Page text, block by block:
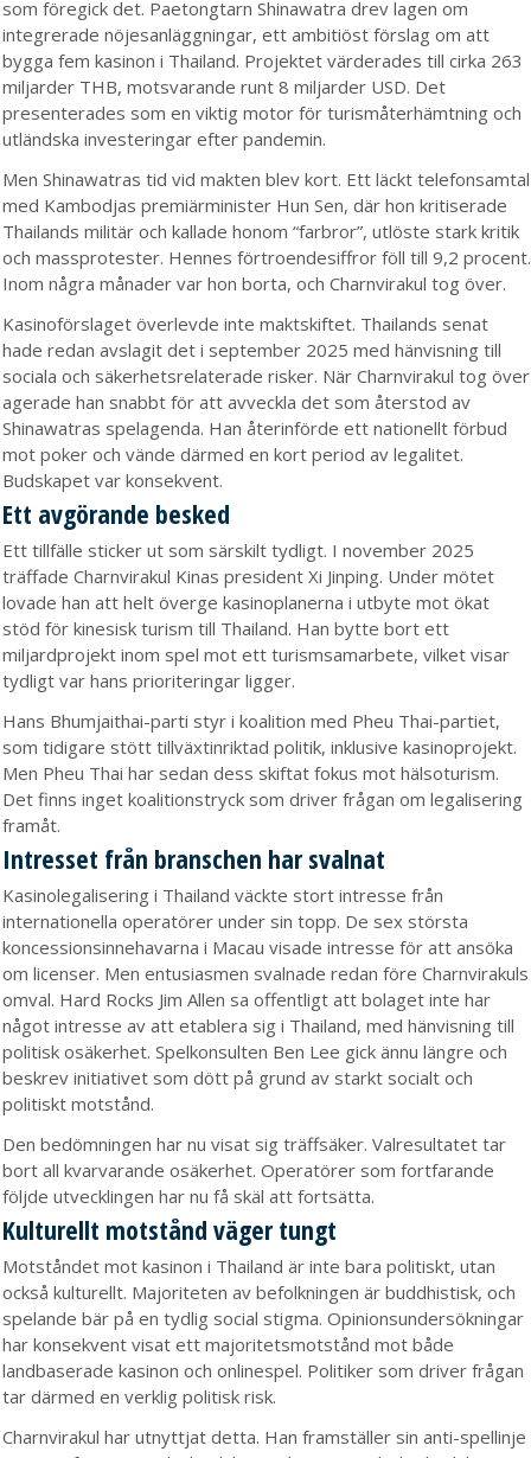
som föregick det. Paetongtarn Shinawatra drev lagen om
integrerade nöjesanläggningar, ett ambitiöst förslag om att
bygga fem kasinon i Thailand. Projektet värderades till cirka 263
miljarder THB, motsvarande runt 8 miljarder USD. Det
presenterades som en viktig motor för turismåterhämtning och
utländska investeringar efter pandemin.
Men Shinawatras tid vid makten blev kort. Ett läckt telefonsamtal
med Kambodjas premiärminister Hun Sen, där hon kritiserade
Thailands militär och kallade honom “farbror”, utlöste stark kritik
och massprotester. Hennes förtroendesiffror föll till 9,2 procent.
Inom några månader var hon borta, och Charnvirakul tog över.
Kasinoförslaget överlevde inte maktskiftet. Thailands senat
hade redan avslagit det i september 2025 med hänvisning till
sociala och säkerhetsrelaterade risker. När Charnvirakul tog över
agerade han snabbt för att avveckla det som återstod av
Shinawatras spelagenda. Han återinförde ett nationellt förbud
mot poker och vände därmed en kort period av legalitet.
Budskapet var konsekvent.
Ett avgörande besked
Ett tillfälle sticker ut som särskilt tydligt. I november 2025
träffade Charnvirakul Kinas president Xi Jinping. Under mötet
lovade han att helt överge kasinoplanerna i utbyte mot ökat
stöd för kinesisk turism till Thailand. Han bytte bort ett
miljardprojekt inom spel mot ett turismsamarbete, vilket visar
tydligt var hans prioriteringar ligger.
Hans Bhumjaithai-parti styr i koalition med Pheu Thai-partiet,
som tidigare stött tillväxtinriktad politik, inklusive kasinoprojekt.
Men Pheu Thai har sedan dess skiftat fokus mot hälsoturism.
Det finns inget koalitionstryck som driver frågan om legalisering
framåt.
Intresset från branschen har svalnat
Kasinolegalisering i Thailand väckte stort intresse från
internationella operatörer under sin topp. De sex största
koncessionsinnehavarna i Macau visade intresse för att ansöka
om licenser. Men entusiasmen svalnade redan före Charnvirakuls
omval. Hard Rocks Jim Allen sa offentligt att bolaget inte har
något intresse av att etablera sig i Thailand, med hänvisning till
politisk osäkerhet. Spelkonsulten Ben Lee gick ännu längre och
beskrev initiativet som dött på grund av starkt socialt och
politiskt motstånd.
Den bedömningen har nu visat sig träffsäker. Valresultatet tar
bort all kvarvarande osäkerhet. Operatörer som fortfarande
följde utvecklingen har nu få skäl att fortsätta.
Kulturellt motstånd väger tungt
Motståndet mot kasinon i Thailand är inte bara politiskt, utan
också kulturellt. Majoriteten av befolkningen är buddhistisk, och
spelande bär på en tydlig social stigma. Opinionsundersökningar
har konsekvent visat ett majoritetsmotstånd mot både
landbaserade kasinon och onlinespel. Politiker som driver frågan
tar därmed en verklig politisk risk.
Charnvirakul har utnyttjat detta. Han framställer sin anti-spellinje